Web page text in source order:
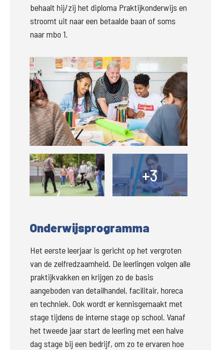
behaalt hij/zij het diploma Praktijkonderwijs en
stroomt uit naar een betaalde baan of soms
naar mbo 1.
Groter
Groter
+3+
Onderwijsprogramma
Het eerste leerjaar is gericht op het vergroten
van de zelfredzaamheid. De leerlingen volgen alle
praktijkvakken en krijgen zo de basis
aangeboden van detailhandel, facilitair, horeca
en techniek. Ook wordt er kennisgemaakt met
stage tijdens de interne stage op school. Vanaf
het tweede jaar start de leerling met een halve
dag stage bij een bedrijf, om zo te ervaren hoe